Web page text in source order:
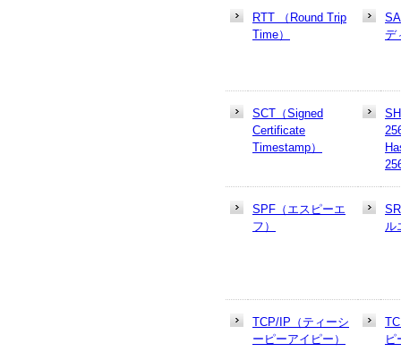
RTT （Round Trip
Time）
デ
SCT（Signed
Certificate
Timestamp）
SPF（エスピーエ
フ）
ル
TCP/IP（ティーシ
ーピーアイピー）
ピ